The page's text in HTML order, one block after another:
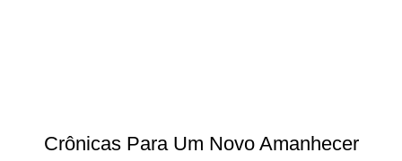
Crônicas Para Um Novo Amanhecer